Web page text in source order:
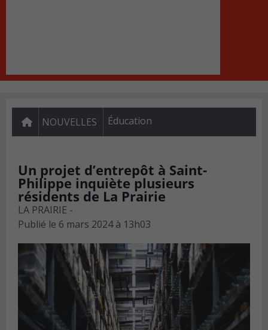
NOUVELLES Éducation
Un projet d’entrepôt à Saint-
Philippe inquiète plusieurs
résidents de La Prairie
LA PRAIRIE -
Publié le 6 mars 2024 à 13h03